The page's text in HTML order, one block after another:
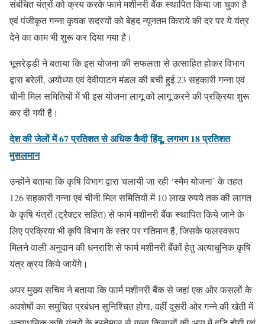
संबंधित यंत्रों को क्रय करके फार्म मशीनरी बैंक स्थापित किया जा चुका है
एवं पंजीकृत गन्ना कृषक सदस्यों को बेहद न्यूनतम किराये की दर पर ये यंत्र
देने का काम भी शुरू कर दिया गया है।
भूसरेड्डी ने बताया कि इस योजना की सफलता से उत्साहित होकर विभाग
द्वारा बरेली, अयोध्या एवं देवीपाटन मंडल की बची हुई 23 सहकारी गन्ना एवं
चीनी मिल समितियों में भी इस योजना लागू को लागू करने की प्रक्रिया शुरू
कर दी गयी है।
देश की जेलों में 67 प्रतिशत से अधिक कैदी हिंदू, लगभग 18 प्रतिशत
मुसलमान
उन्होंने बताया कि कृषि विभाग द्वारा चलायी जा रही ‘स्मैम योजना’ के तहत
126 सहकारी गन्ना एवं चीनी मिल समितियों में 10 लाख रुपये तक की लागत
के कृषि यंत्रों (ट्रैक्टर सहित) से फार्म मशीनरी बैंक स्थापित किये जाने के
लिए प्रक्रिया भी कृषि विभाग के स्तर पर गतिमान है, जिसके फलस्वरूप
मिलने वाली अनुदान की धनराशि से फार्म मशीनरी बैंकों हेतु अत्याधुनिक कृषि
यंत्र क्रय किये जायेंगे।
अपर मुख्य सचिव ने बताया कि फार्म मशीनरी बैंक से जहां एक ओर फसलों के
अवशेषों का समुचित प्रबंधन सुनिश्चित होगा, वहीं दूसरी ओर गन्ने की खेती में